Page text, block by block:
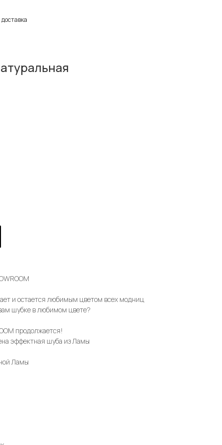
и остается любимым цветом всех модниц
шубке в любимом цвете?
продолжается!
эффектная шуба из Ламы
Ламы